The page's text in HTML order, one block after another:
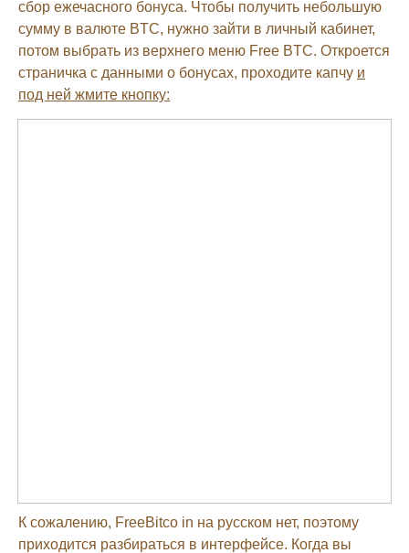
сбор ежечасного бонуса. Чтобы получить небольшую
сумму в валюте BTC, нужно зайти в личный кабинет,
потом выбрать из верхнего меню Free BTC. Откроется
страничка с данными о бонусах, проходите капчу и
под ней жмите кнопку:
К сожалению, FreeBitco in на русском нет, поэтому
приходится разбираться в интерфейсе. Когда вы